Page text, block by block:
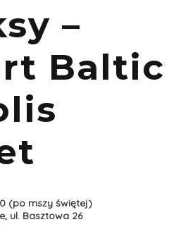
–
Baltic
(po mszy świętej)
ul. Basztowa 26